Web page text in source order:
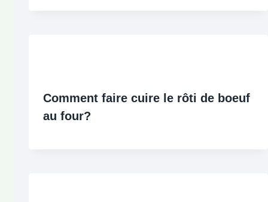
Comment faire cuire le rôti de boeuf
au four?